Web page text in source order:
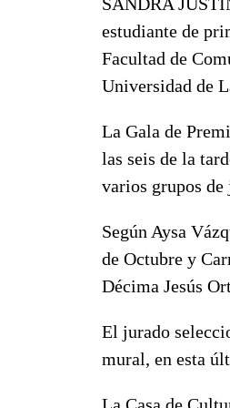
estudiante de
Facultad de
Universidad de
La Gala de
las seis de la
varios grupos
Según Aysa
de Octubre y
Décima Jesús
El jurado
mural, en esta